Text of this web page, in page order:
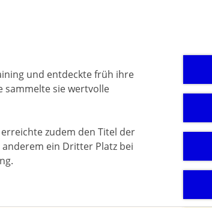
und entdeckte früh ihre
sammelte sie wertvolle
zudem den Titel der
ein Dritter Platz bei